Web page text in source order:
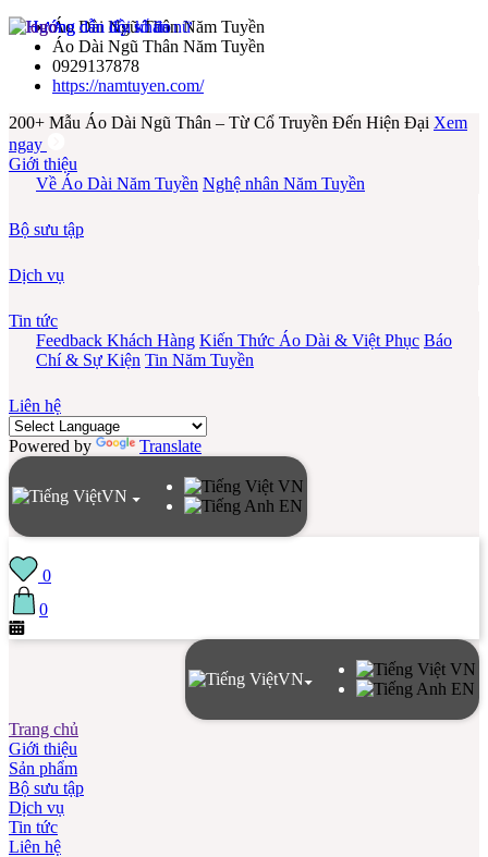
Áo Dài Ngũ Thân Năm Tuyền
Áo Dài Ngũ Thân Năm Tuyền
0929137878
https://namtuyen.com/
200+ Mẫu Áo Dài Ngũ Thân – Từ Cổ Truyền Đến Hiện Đại Xem
ngay
Giới thiệu
Về Áo Dài Năm Tuyền Nghệ nhân Năm Tuyền
Bộ sưu tập
Dịch vụ
Tin tức
Feedback Khách Hàng Kiến Thức Áo Dài & Việt Phục Báo
Chí & Sự Kiện Tin Năm Tuyền
Liên hệ
Powered by Translate
VN
VN
EN
0
0
VN
VN
EN
Trang chủ
Giới thiệu
Sản phẩm
Bộ sưu tập
Dịch vụ
Tin tức
Liên hệ